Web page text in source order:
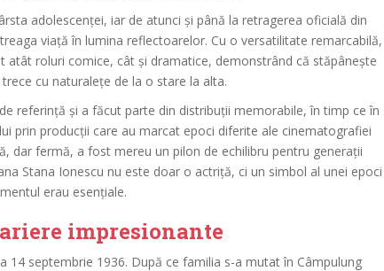
adolescenței, iar de atunci și până la retragerea oficială din
viață în lumina reflectoarelor. Cu o versatilitate remarcabilă,
atât roluri comice, cât și dramatice, demonstrând că stăpânește
cu naturalețe de la o stare la alta.
referință și a făcut parte din distribuții memorabile, în timp ce în
prin producții care au marcat epoci diferite ale cinematografiei
dar fermă, a fost mereu un pilon de echilibru pentru generații
Stana Ionescu nu este doar o actriță, ci un simbol al unei epoci
erau esențiale.
impresionante
14 septembrie 1936. După ce familia s-a mutat în Câmpulung